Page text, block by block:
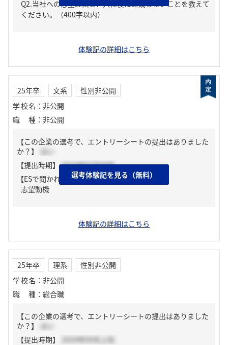
Q2.当社への志望理由と、入社後に達成したいことを教えて
ください。（400字以内）
体験記の詳細はこちら
25年卒 文系
性別非公開
学校名 ： 非公開
職種 ： 非公開
【この企業の選考で、エントリーシートの提出はありました
か？】
はい
【提出時期】 2024年03月中旬
【ESで聞かれた質問】
志望動機
体験記の詳細はこちら
選考体験記を見る（無料）
25年卒 理系
性別非公開
学校名 ： 非公開
職種 ： 総合職
【この企業の選考で、エントリーシートの提出はありました
か？】
はい
【提出時期】
2024年04月上旬